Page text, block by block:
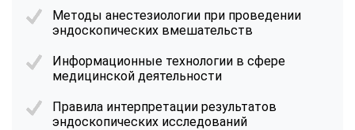
Методы анестезиологии при проведении
эндоскопических вмешательств
Информационные технологии в сфере
медицинской деятельности
Правила интерпретации результатов
эндоскопических исследований